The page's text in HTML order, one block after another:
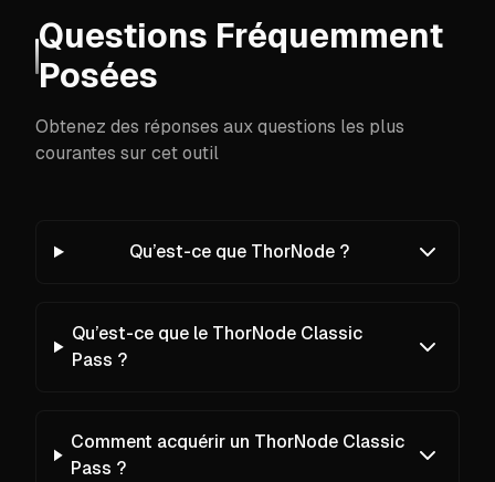
Questions Fréquemment
Posées
Obtenez des réponses aux questions les plus
courantes sur cet outil
Qu’est-ce que ThorNode ?
Qu’est-ce que le ThorNode Classic
Pass ?
Comment acquérir un ThorNode Classic
Pass ?